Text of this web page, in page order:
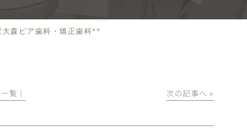
森ピア歯科・矯正歯科**
覧│ 次の記事へ »